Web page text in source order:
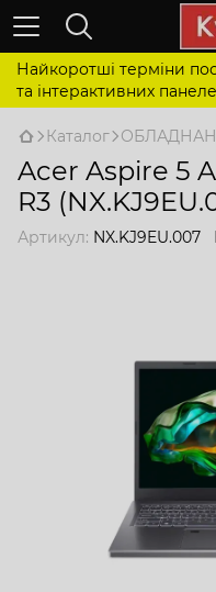
Найкоротші терміни
та інтерактивних
Каталог
Acer Aspire 5
R3
Артикул: NX.KJ9EU.007